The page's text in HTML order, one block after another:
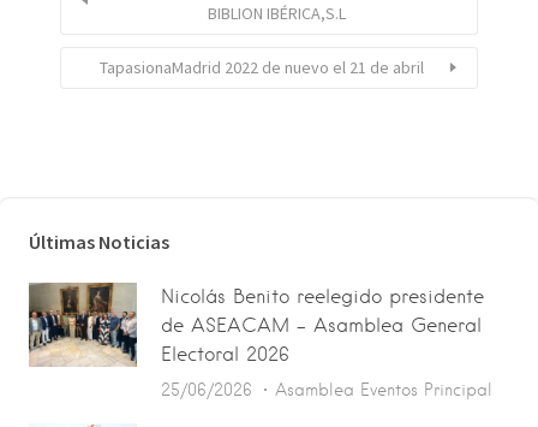
BIBLION IBÉRICA,S.L
TapasionaMadrid 2022 de nuevo el 21 de abril
Últimas Noticias
Nicolás Benito reelegido presidente
de ASEACAM – Asamblea General
Electoral 2026
25/06/2026 Asamblea Eventos Principal